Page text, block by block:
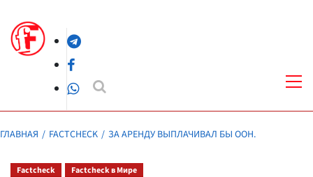
содержимомуTelegram
Facebook
WhatsApp
ГЛАВНАЯ FACTCHECK ЗА АРЕНДУ ВЫПЛАЧИВАЛ БЫ ООН.
Factcheck Factcheck в Мире